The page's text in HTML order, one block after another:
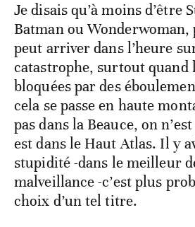
Je disais qu’à moins d’être
Batman ou Wonderwoman,
peut arriver dans l’heure
catastrophe, surtout quand
bloquées par des
cela se passe en haute
pas dans la Beauce, on
est dans le Haut Atlas. Il y
stupidité -dans le meilleur
malveillance -c’est plus
choix d’un tel titre.